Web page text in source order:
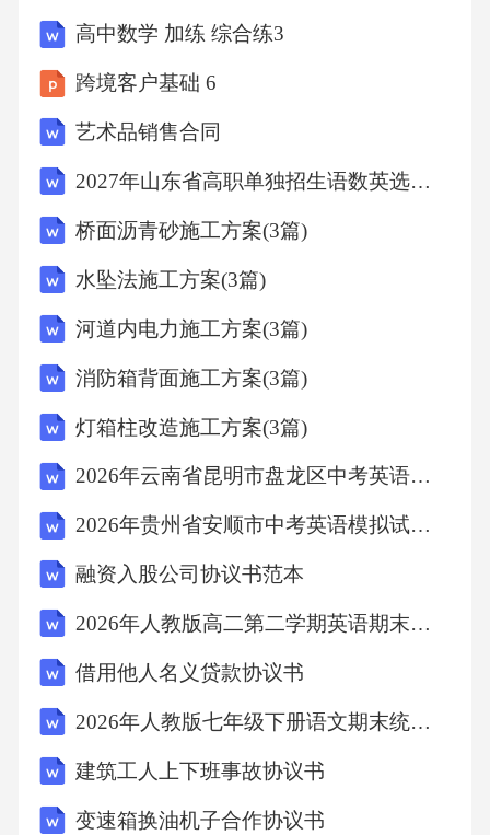
计划的顺利实施。2.加强人才培养，提高部门人
划落实到位。4.加强宣传推广，提高部门形象和
知名度。五、总结本工作计划为天然气运营部
未来的工作提供了明确的指导和方向。我们将
秉承“安全、稳定、高效”的原则，全力以赴完成
献。在此过程中，我们将不断总结经验，持续
改进，努力提高部门的工作水平和服务质量。
希望通过我们的努力，能够为实现全球能源结
构的绿色转型做出积极的贡献。当然，我可以
帮助你构思一份2026年天然气运营部工作计划
的文章。应该包含的主要内容及其写作建议：
标题：2026年天然气运营部工作计划一、引言
简要介绍天然气运营部的工作背景、目的和整
目标。二、总体目标明确列出天然气运营部的
总体目标，如提高天然气供应稳定性、优化运
营成本、提升客户服务质量等。三、主要工作
内容1.天然气供应管理-详细描述确保稳定供应
的策略，如多元化气源、优化调度等。-制定应
急预案，应对可能出现的供应中断情况。-加强
高中数学 加练 综合练3
跨境客户基础 6
艺术品销售合同
2027年山东省高职单独招生语数英选择题专项突破模拟卷
桥面沥青砂施工方案(3篇)
水坠法施工方案(3篇)
河道内电力施工方案(3篇)
消防箱背面施工方案(3篇)
灯箱柱改造施工方案(3篇)
2026年云南省昆明市盘龙区中考英语二模试卷(含详细答案解析)
2026年贵州省安顺市中考英语模拟试卷(含详细答案解析)
融资入股公司协议书范本
2026年人教版高二第二学期英语期末核心素养测评试卷（附答案可下载）
借用他人名义贷款协议书
2026年人教版七年级下册语文期末统考真题卷（含答案可下载）
建筑工人上下班事故协议书
变速箱换油机子合作协议书